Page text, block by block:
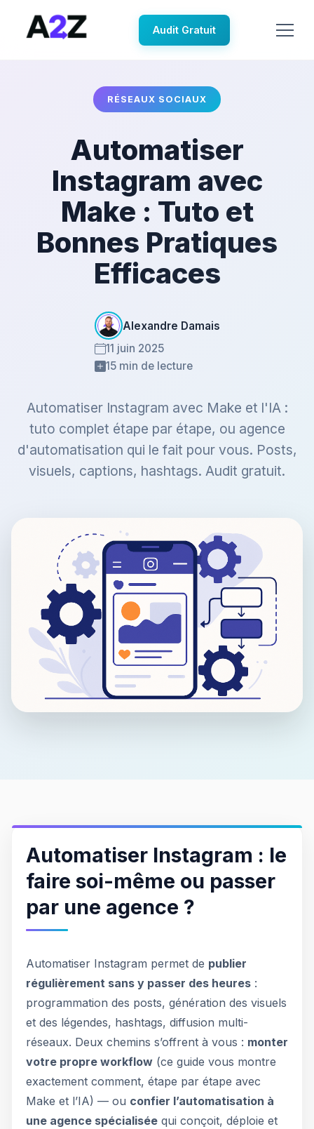
Audit Gratuit
RÉSEAUX SOCIAUX
Automatiser
Instagram avec
Make : Tuto et
Bonnes Pratiques
Efficaces
Alexandre Damais
11 juin 2025
15 min de lecture
Automatiser Instagram avec Make et l'IA :
tuto complet étape par étape, ou agence
d'automatisation qui le fait pour vous. Posts,
visuels, captions, hashtags. Audit gratuit.
Automatiser Instagram : le
faire soi-même ou passer
par une agence ?
Automatiser Instagram permet de publier
régulièrement sans y passer des heures :
programmation des posts, génération des visuels
et des légendes, hashtags, diffusion multi-
réseaux. Deux chemins s’offrent à vous : monter
votre propre workflow (ce guide vous montre
exactement comment, étape par étape avec
Make et l’IA) — ou confier l’automatisation à
une agence spécialisée qui conçoit, déploie et